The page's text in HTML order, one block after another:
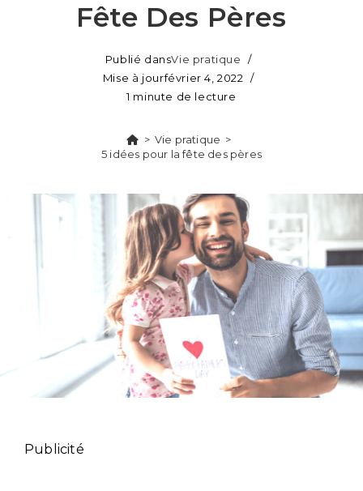
Fête Des Pères
Publié dansVie pratique
Mise à jourfévrier 4, 2022
1 minute de lecture
> Vie pratique >
5 idées pour la fête des pères
Publicité